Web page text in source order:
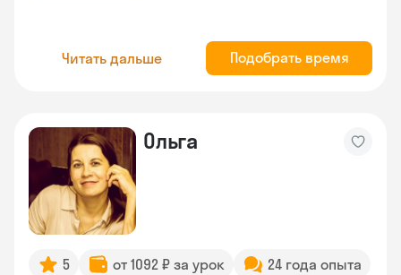
Читать дальше Подобрать время
Ольга
5 от 1092 ₽ за урок
24 года опыта